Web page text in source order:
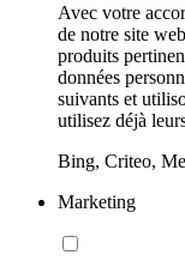
Avec votre
de notre site
produits
données
suivants et
utilisez déjà
Bing, Criteo,
Marketing